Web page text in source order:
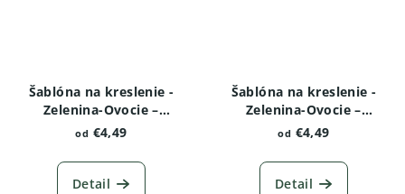
Šablóna na kreslenie -
Zelenina-Ovocie –
Baklažán
od €4,49
Detail
Šablóna na kreslenie -
Zelenina-Ovocie –
Brokolica
od €4,49
Detail